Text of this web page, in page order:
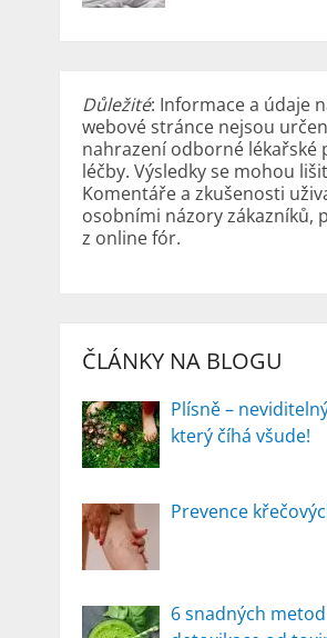
Důležité: Informace a údaje
webové stránce nejsou
nahrazení odborné lékařské
léčby. Výsledky se mohou
Komentáře a zkušenosti
osobními názory zákazníků,
z online fór.
ČLÁNKY NA BLOGU
Plísně –
který číhá všude!
Prevence
6 snadných metod